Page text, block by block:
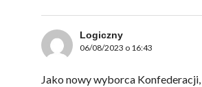
Logiczny
06/08/2023 o 16:43
Jako nowy wyborca